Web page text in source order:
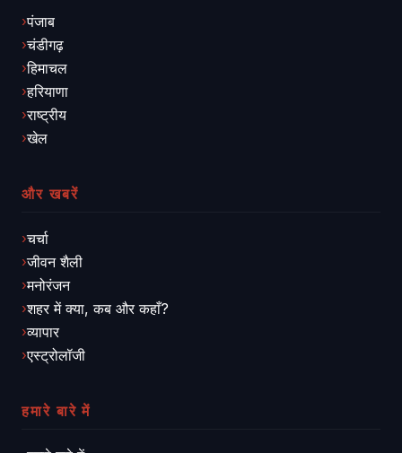
पंजाब
चंडीगढ़
हिमाचल
हरियाणा
राष्ट्रीय
खेल
और खबरें
चर्चा
जीवन शैली
मनोरंजन
शहर में क्या, कब और कहाँ?
व्यापार
एस्ट्रोलॉजी
हमारे बारे में